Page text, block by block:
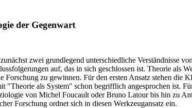
der Gegenwart
zwei grundlegend unterschiedliche Verständnisse
auf, das in sich geschlossen ist. Theorie als
Forschung zu gewinnen. Für den ersten Ansatz stehen
"Theorie als System" schon begrifflich angesprochen ist.
von Michel Foucault oder Bruno Latour bis hin zu
Forschung ordnet sich in diesen Werkzeugansatz ein.